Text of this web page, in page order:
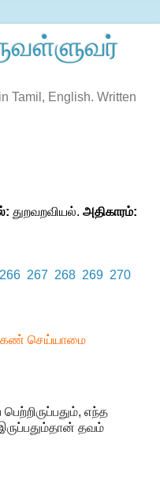
Tamil, English. Written
துறவறவியல். அதிகாரம்:
266 267 268 269 270
செய்யாமை
எந்த
தவம்